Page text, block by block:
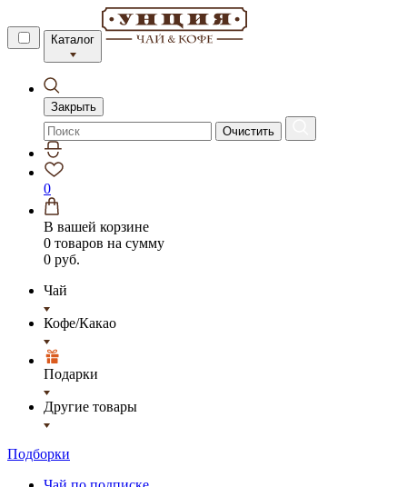
Каталог
Закрыть
Очистить
0
В вашей корзине
0 товаров на сумму
0 руб.
Чай
Кофе/Какао
Подарки
Другие товары
Подборки